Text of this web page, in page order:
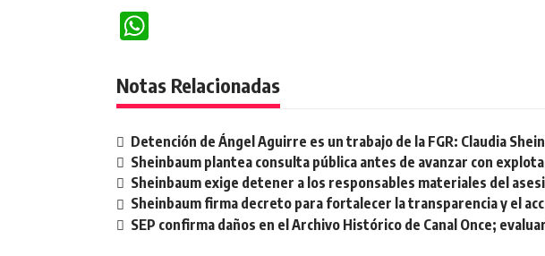
Notas Relacionadas
Detención de Ángel Aguirre es un trabajo de la FGR: Claudia
Sheinbaum plantea consulta pública antes de avanzar con
Sheinbaum exige detener a los responsables materiales del
Sheinbaum firma decreto para fortalecer la transparencia y el
SEP confirma daños en el Archivo Histórico de Canal Once;